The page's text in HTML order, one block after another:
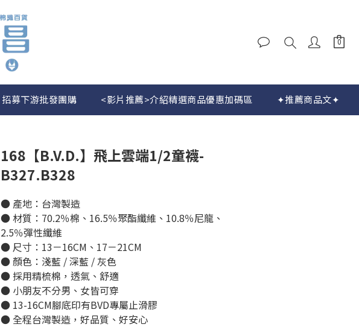
招募下游批發團購 <影片推薦>介紹精選商品優惠加碼區 ✦推薦商品文✦
168【B.V.D.】飛上雲端1/2童襪-
B327.B328
● 產地：台灣製造
● 材質：70.2％棉、16.5％聚酯纖維、10.8％尼龍、
2.5％彈性纖維
● 尺寸：13－16CM、17－21CM
● 顏色：淺藍 / 深藍 / 灰色
● 採用精梳棉，透氣、舒適
● 小朋友不分男、女皆可穿
● 13-16CM腳底印有BVD專屬止滑膠
● 全程台灣製造，好品質、好安心